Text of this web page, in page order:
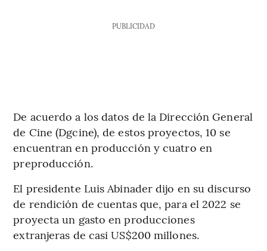
PUBLICIDAD
De acuerdo a los datos de la Dirección General
de Cine (Dgcine), de estos proyectos, 10 se
encuentran en producción y cuatro en
preproducción.
El presidente Luis Abinader dijo en su discurso
de rendición de cuentas que, para el 2022 se
proyecta un gasto en producciones
extranjeras de casi US$200 millones.